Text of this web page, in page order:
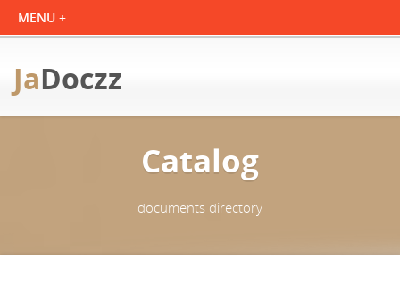
JaDoczz
Catalog
documents directory